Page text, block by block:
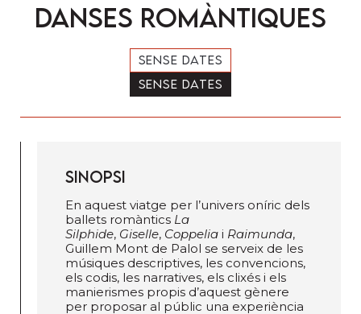
Danses romàntiques
SENSE DATES
SENSE DATES
SINOPSI
En aquest viatge per l’univers oníric dels
ballets romàntics La
Silphide, Giselle, Coppelia i Raimunda,
Guillem Mont de Palol se serveix de les
músiques descriptives, les convencions,
els codis, les narratives, els clixés i els
manierismes propis d’aquest gènere
per proposar al públic una experiència